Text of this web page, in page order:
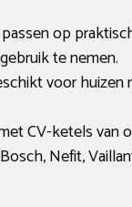
op
te nemen.
voor huizen
CV-ketels van
Nefit,